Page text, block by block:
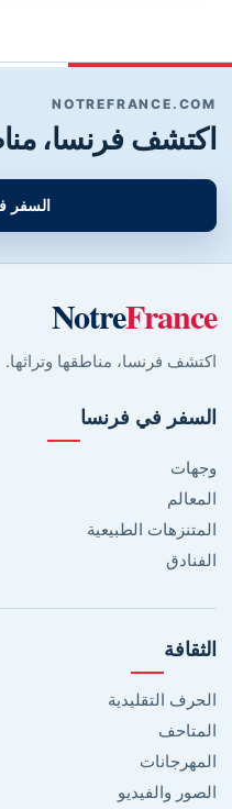
NOTREFRANCE.COM
اكتشف فرنسا،
السفر
NotreFrance
اكتشف فرنسا، مناطقها وتراثها.
السفر في فرنسا
وجهات
المعالم
المتنزهات الطبيعية
الفنادق
الثقافة
الحرف التقليدية
المتاحف
المهرجانات
الصور والفيديو